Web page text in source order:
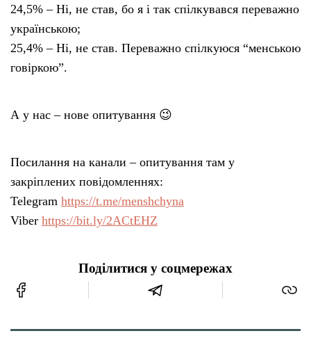
24,5% – Ні, не став, бо я і так спілкувався переважно
українською;
25,4% – Ні, не став. Переважно спілкуюся “менською
говіркою”.
А у нас – нове опитування 😉
Посилання на канали – опитування там у
закріплених повідомленнях:
Telegram https://t.me/menshchyna
Viber https://bit.ly/2ACtEHZ
Поділитися у соцмережах